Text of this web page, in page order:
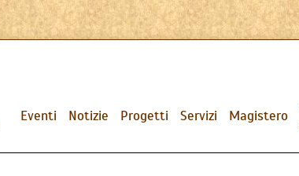
Eventi Notizie Progetti Servizi Magistero